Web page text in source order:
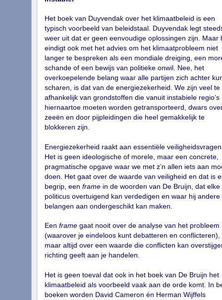
Het boek van Duyvendak over het klimaatbeleid is een
typisch voorbeeld van beleidstaal. Duyvendak legt
weer uit dat er geen eenvoudige oplossingen zijn. Maar
eindigt ook met het advies om het klimaatprobleem niet
langer te bespreken als een mondiale dreiging, een
schande of een bewijs van politieke onwil. Nee, het
overkoepelende belang waar alle partijen zich achter
scharen, is dat van de energiezekerheid. We zijn veel te
afhankelijk van grondstoffen die vanuit instabiele regio’s
hiernaartoe moeten worden getransporteerd, dwars
zeeën en door pijpleidingen die heel gemakkelijk te
blokkeren zijn.
Energiezekerheid raakt aan essentiële
Het is geen ideologische of morele, maar een concrete,
pragmatische opgave waar we met z’n allen iets aan
doen. Het gaat over de waarde van veiligheid en dat is
begrip, een framein de woorden van De Bruijn, dat elke
politicus overtuigend kan verdedigen en waar hij andere
belangen aan ondergeschikt kan maken.
Een framegaat nooit over de analyse van het probleem
(waarover je eindeloos kunt debatteren en conflicteren),
maar altijd over een waarde die conflicten kan
richting geeft aan je handelen.
Het is geen toeval dat ook in het boek van De Bruijn het
klimaatbeleid als voorbeeld vaak aan de orde komt. In
boeken worden David Cameron én Herman Wijffels